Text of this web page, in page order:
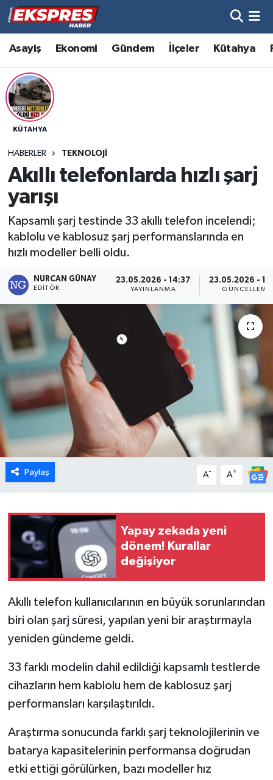
Asayiş Ekonomi Gündem İlçeler Kütahya
KÜTAHYA
HABERLER TEKNOLOJI
Akıllı telefonlarda hızlı şarj
yarışı
Kapsamlı şarj testinde 33 akıllı telefon incelendi;
kablolu ve kablosuz şarj performanslarında en
hızlı modeller belli oldu.
NURCAN GÜNAY
EDITÖR
23.05.2026 - 14:37
YAYINLANMA
23.05.2026 -
GÜNCELLEME
Paylaş A- A+
Yapay zekada yeni
dönem! Kurallar
değişiyor
Akıllı telefon kullanıcılarının en büyük sorunlarından
biri olan şarj süresi, yapılan yeni bir araştırmayla
yeniden gündeme geldi.
33 farklı modelin dahil edildiği kapsamlı testlerde
cihazların hem kablolu hem de kablosuz şarj
performansları karşılaştırıldı.
Araştırma sonucunda farklı şarj teknolojilerinin ve
batarya kapasitelerinin performansa doğrudan
etki ettiği görülürken, bazı modeller hız
Altıntaş
Asayiş
Aslanapa
Bölge
Çavdarhisar
Domaniç
Eğitim
Ekonomi
Emet
Foto Galeri
Genel
Gündem
Hisarcık
İlçeler
Köşe Yazıları
Kültür Sanat
Kütahya
Magazin
Otomobil
Pazarlar
Hava Durumu
Trafik Durumu
Süper Lig Puan Durumu ve Fikstür
Son Dakika Haberleri
Haber Arşivi